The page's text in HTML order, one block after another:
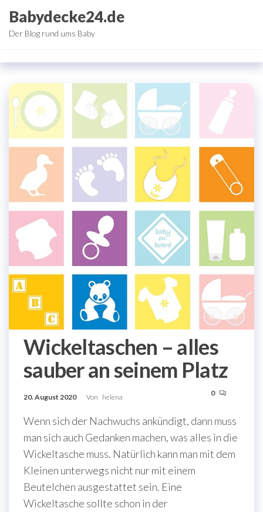
Inhalt
springen
Babydecke24.de
Der Blog rund ums Baby
Wickeltaschen – alles
sauber an seinem Platz
20. August 2020 Von helena 0
Wenn sich der Nachwuchs ankündigt, dann muss
man sich auch Gedanken machen, was alles in die
Wickeltasche muss. Natürlich kann man mit dem
Kleinen unterwegs nicht nur mit einem
Beutelchen ausgestattet sein. Eine
Wickeltasche sollte schon in der